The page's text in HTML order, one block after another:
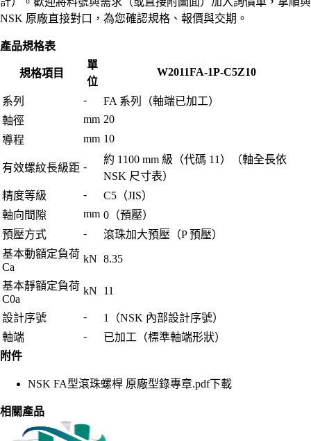
NSK 原廠直接對口，為您確認規格、報價與交期。
產品規格表
規格項目
單
位
W2011FA-1P-C5Z10
系列 -
FA 系列（軸端已加工）
軸徑
mm 20
導程
mm 10
有效螺紋長級距 -
約 1100 mm 級（代碼 11）（軸全長依
NSK 尺寸表）
精度等級
-
C5（JIS）
軸向間隙
mm 0（預壓）
預壓方式
-
滾珠加大預壓（P 預壓）
基本動額定負荷
Ca
kN 8.35
基本靜額定負荷
C0a
kN 11
設計序號 -
1（NSK 內部設計序號）
軸端
-
已加工（標準軸端形狀）
附件
NSK FA型滾珠螺桿 原廠型錄專章.pdf下載
相關產品